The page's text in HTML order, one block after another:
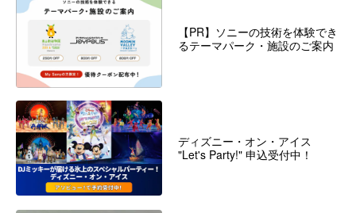
【PR】ソニーの技術を体験でき
るテーマパーク・施設のご案内
ディズニー・オン・アイス
"Let's Party!" 申込受付中！